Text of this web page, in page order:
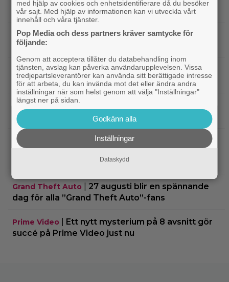
charmigaste komedi” – nu på bio
DC| Tidernas 30 bästa superhjältefilmer listade
– ”The Dark Knight” på plats 3
Bioaktuellt|Elliot Page ”tappade andan” när han
läste manus till ”The Odyssey”
Trailers| Ny trailer till ”Ramayana” visar upp
nästa maffiga fantasyfilm från Indien
Trailers
Robert Pattinson är på pedofiljakt i
Grand Theft Auto
27 augusti blir en spännande
dag för alla ”Grand Theft Auto”-fans
Prime Video
Ett nytt mysterium på 8 avsnitt gör
succé på Prime Video just nu
med hjälp av cookies och enhetsidentifierare då du besöker
vår sajt. Med hjälp av informationen kan vi utveckla vårt
innehåll och våra tjänster.
Pop Media och dess partners kräver samtycke för
följande:
Genom att acceptera tillåter du databehandling inom
tjänsten, avslag kan påverka användarupplevelsen. Vissa
tredjepartsleverantörer kan använda sitt berättigade intresse
för att arbeta, du kan invända mot det eller ändra andra
inställningar när som helst genom att välja "Inställningar"
längst ner på sidan.
Godkänn alla
Inställningar
Dataskydd